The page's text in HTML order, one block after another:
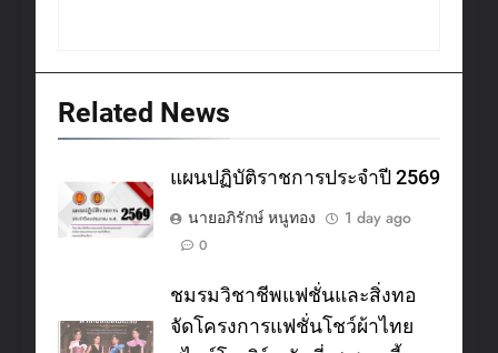
Related News
แผนปฏิบัติราชการประจำปี 2569
นายอภิรักษ์ หนูทอง
1 day ago
0
ชมรมวิชาชีพแฟชั่นและสิ่งทอ
จัดโครงการแฟชั่นโชว์ผ้าไทย